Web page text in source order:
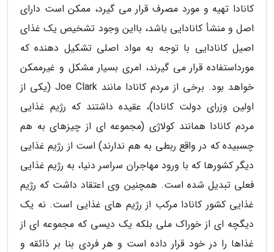
کانادا تهیه و مورد مصرف قرار می گیرد، ممکن است دارای
اصل و منشأ کانادایی باشد، بااین وجود تشخیص یک غذای
اصیل کانادایی با توجه به مواد اصلی تشکیل دهنده که
مورداستفاده قرار می گیرند، امری بسیار مشکل و غیرممکن
خواهد بود. برخی از مردم کانادا مانند Joe Clark (یکی از
اولین وزرای دولت کانادا)، عقیده داشتند که رژیم غذایی
مردم کانادا همانند کولاژی (مجموعه ای از چیزهای به هم
چسبیده که در واقع ربطی به هم ندارند) است از رژیم غذایی
دیگر کشورها که با ورود مهاجران سراسر دنیا، به رژیم غذایی
فعلی تبدیل شده است. همچنین وی اعتقاد داشت که رژیم
غذایی کشور کانادا مرکب از رژیم های غذایی است. نه یک
دیگچه ای از خوراک ملی بلکه یک دیسی که مجموعه ای از
غذاها را در خود قرار داده است و هر فردی بنا بر ذائقه و